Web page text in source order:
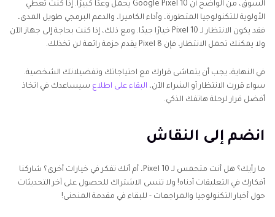
السوق، من الواضح أن Google Pixel 10 يحمل وعدًا كبيرًا. إذا كنت تعطي
الأولوية للتكنولوجيا المتطورة، وأداء الكاميرا، والدعم البرمجي طويل المدى،
فقد يكون الانتظار لـ Pixel 10 خيارًا جيدًا. ومع ذلك، إذا كنت بحاجة إلى جهاز الآن
ولا يمكنك تحمل الانتظار، فإن Pixel 8 يقدم حزمة رائعة لن تخذلك.
في النهاية، يجب أن يتماشى قرارك مع احتياجاتك وتفضيلاتك الشخصية.
سواء قررت الانتظار أو الشراء الآن، البقاء على اطلاع سيساعدك في اتخاذ
أفضل قرار لرحلة هاتفك الذكي.
انضم إلى النقاش
ما رأيك؟ هل أنت متحمس لـ Pixel 10، أم أنك تفكر في خيارات أخرى؟ شاركنا
أفكارك في التعليقات أدناه! ولا تنسى الاشتراك للحصول على آخر التحديثات
حول أخبار التكنولوجيا والمراجعات - للبقاء في مقدمة المنحنى!